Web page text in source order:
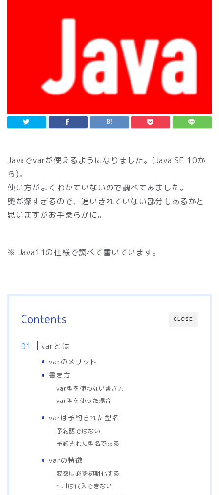
Javaでvarが使えるようになりました。(Java SE 10か
ら)。
使い方がよくわかていないので調べてみました。
奥が深すぎるので、追いきれていない部分もあるかと
思いますがお手柔らかに。
※ Java11の仕様で調べて書いています。
CLOSE
Contents
varとは
varのメリット
書き方
var型を使わない書き方
var型を使った場合
varは予約された型名
予約語ではない
予約された型名である
varの特徴
変数は必ず初期化する
nullは代入できない